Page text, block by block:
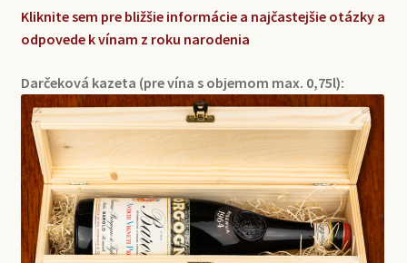
Kliknite sem pre bližšie informácie a najčastejšie otázky a
odpovede k vínam z roku narodenia
Darčeková kazeta (pre vína s objemom max. 0,75l):